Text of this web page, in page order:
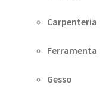
Carpenteria
Ferramenta
Gesso